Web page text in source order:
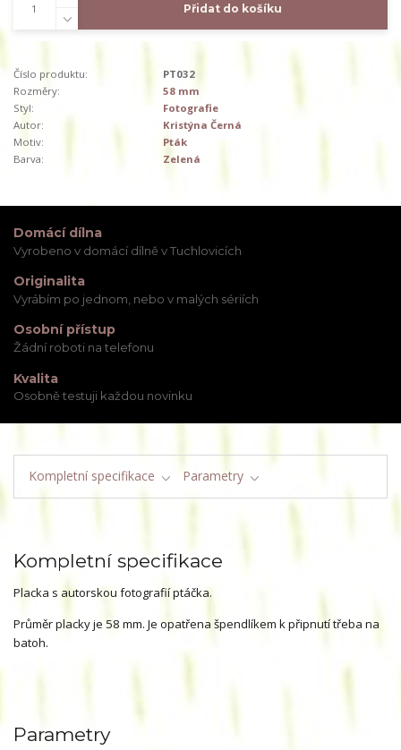
Přidat do košíku
Číslo produktu:
PT032
Rozměry:
58 mm
Styl:
Fotografie
Autor:
Kristýna Černá
Motiv:
Pták
Barva:
Zelená
Domácí dílna
Vyrobeno v domácí dílně v Tuchlovicích
Originalita
Vyrábím po jednom, nebo v malých sériích
Osobní přístup
Žádní roboti na telefonu
Kvalita
Osobně testuji každou novinku
Kompletní specifikace Parametry
Kompletní specifikace
Placka s autorskou fotografií ptáčka.
Průměr placky je 58 mm. Je opatřena špendlíkem k připnutí třeba na
batoh.
Parametry